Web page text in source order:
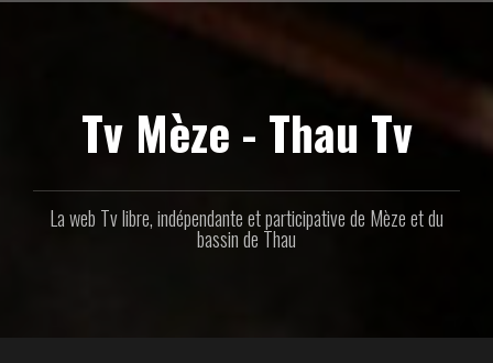
Tv Mèze - Thau Tv
La web Tv libre, indépendante et participative de Mèze et du
bassin de Thau